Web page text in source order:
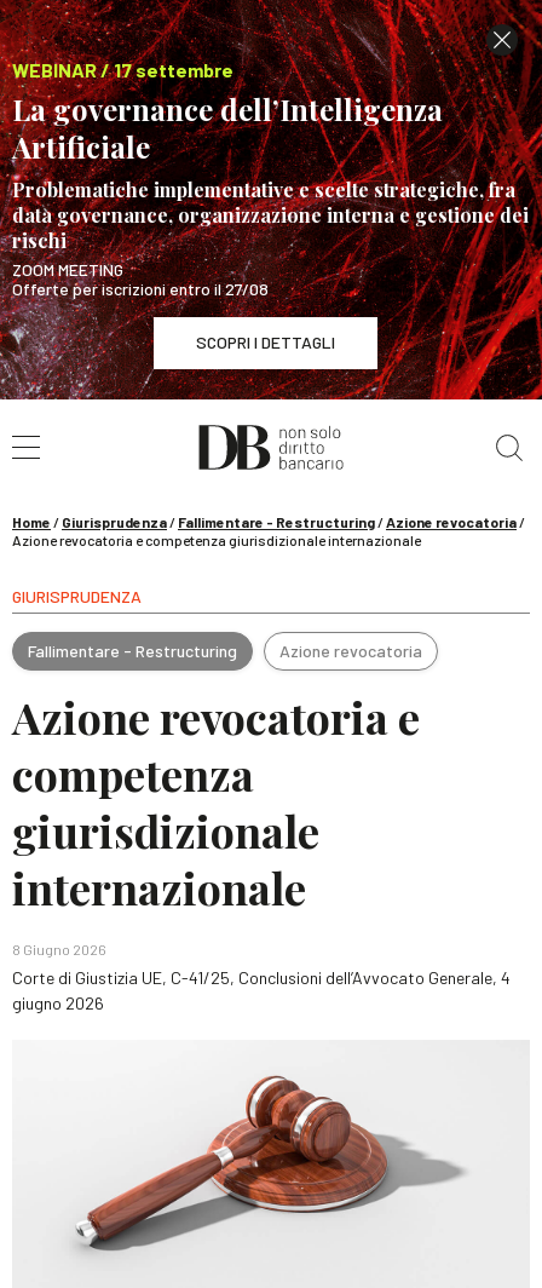
WEBINAR / 17 settembre
La governance dell’Intelligenza
Artificiale
Problematiche implementative e scelte strategiche, fra
data governance, organizzazione interna e gestione dei
rischi
ZOOM MEETING
Offerte per iscrizioni entro il 27/08
SCOPRI I DETTAGLI
WEBINAR / 17 settembre
La governance dell’Intelligenza Artificiale
Home / Giurisprudenza/ Fallimentare - Restructuring/Azione revocatoria/
Azione revocatoria e competenza giurisdizionale internazionale
GIURISPRUDENZA
Fallimentare - Restructuring Azione revocatoria
Azione revocatoria e
competenza
giurisdizionale
internazionale
8 Giugno 2026
Corte di Giustizia UE, C-41/25, Conclusioni dell’Avvocato Generale, 4
giugno 2026